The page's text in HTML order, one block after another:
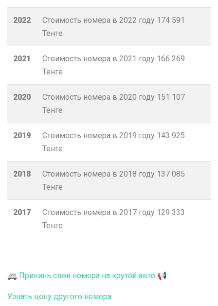
2022 Стоимость номера в 2022 году 174 591
Тенге
2021 Стоимость номера в 2021 году 166 269
Тенге
2020 Стоимость номера в 2020 году 151 107
Тенге
2019 Стоимость номера в 2019 году 143 925
Тенге
2018 Стоимость номера в 2018 году 137 085
Тенге
2017 Стоимость номера в 2017 году 129 333
Тенге
🚐 Прикинь свои номера на крутой авто 📢
Узнать цену другого номера